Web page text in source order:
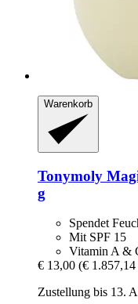
Warenkorb
Tonymoly
g
Spendet
Mit SPF 15
Vitamin A &
€ 13,00 (€
Zustellung bis 13.